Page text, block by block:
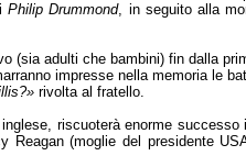
Philip Drummond, in seguito alla
(sia adulti che bambini) fin dalla
impresse nella memoria le
rivolta al fratello.
riscuoterà enorme
Reagan (moglie del presidente